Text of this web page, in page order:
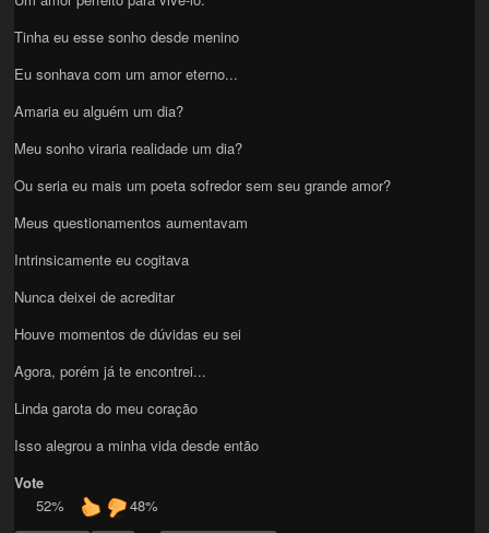
Tinha eu esse sonho desde menino
Eu sonhava com um amor eterno...
Amaria eu alguém um dia?
Meu sonho viraria realidade um dia?
Ou seria eu mais um poeta sofredor sem seu grande amor?
Meus questionamentos aumentavam
Intrinsicamente eu cogitava
Nunca deixei de acreditar
Houve momentos de dúvidas eu sei
Agora, porém já te encontrei...
Linda garota do meu coração
Isso alegrou a minha vida desde então
Vote
52%
48%